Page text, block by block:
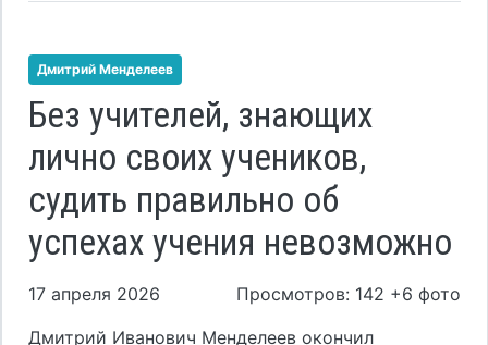
Дмитрий Менделеев
Без учителей, знающих
лично своих учеников,
судить правильно об
успехах учения невозможно
17 апреля 2026
Просмотров: 142 +6 фото
Дмитрий Иванович Менделеев окончил